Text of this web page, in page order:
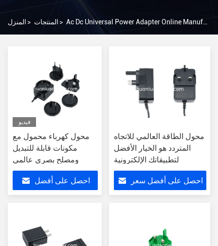
المنزل > المنتجات > Ac Dc Universal Power Adapter Online Manufacturer
فيديو
محول كهرباء محمول مع
مكونات قابلة للتبديل
ومصلح بصري عالمي
احصل على أفضل
محول الطاقة العالمي للاتجاه
المتردد هو الخيار الأفضل
لتطبيقاتك الإلكترونية
احصل على أفضل سعر